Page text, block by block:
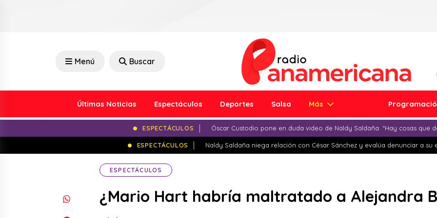
Menú Buscar
Últimas Noticias Espectáculos Deportes Salsa Más
ESPECTÁCULOS Óscar Custodio pone en duda video de Naldy Saldaña: “Hay cosas que
ESPECTÁCULOS Naldy Saldaña niega relación con César Sánchez y evalúa denunciar a su
ESPECTÁCULOS
¿Mario Hart habría maltratado a Alejandra